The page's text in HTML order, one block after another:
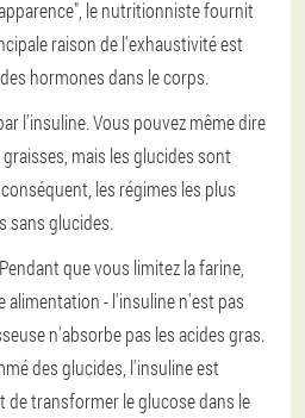
le nutritionniste fournit
raison de l'exhaustivité est
hormones dans le corps.
l'insuline. Vous pouvez même dire
mais les glucides sont
les régimes les plus
sans glucides.
que vous limitez la farine,
alimentation - l'insuline n'est pas
n'absorbe pas les acides gras.
des glucides, l'insuline est
de transformer le glucose dans le